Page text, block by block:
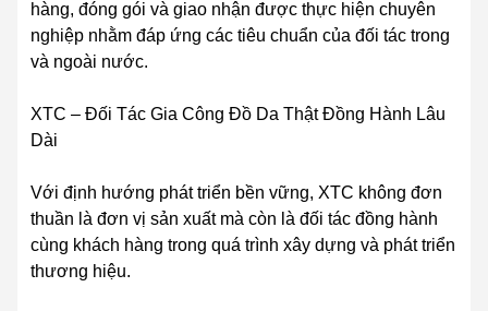
hàng, đóng gói và giao nhận được thực hiện chuyên
nghiệp nhằm đáp ứng các tiêu chuẩn của đối tác trong
và ngoài nước.
XTC – Đối Tác Gia Công Đồ Da Thật Đồng Hành Lâu
Dài
Với định hướng phát triển bền vững, XTC không đơn
thuần là đơn vị sản xuất mà còn là đối tác đồng hành
cùng khách hàng trong quá trình xây dựng và phát triển
thương hiệu.